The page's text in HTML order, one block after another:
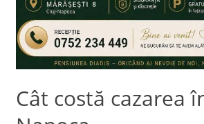
Cât costă cazarea